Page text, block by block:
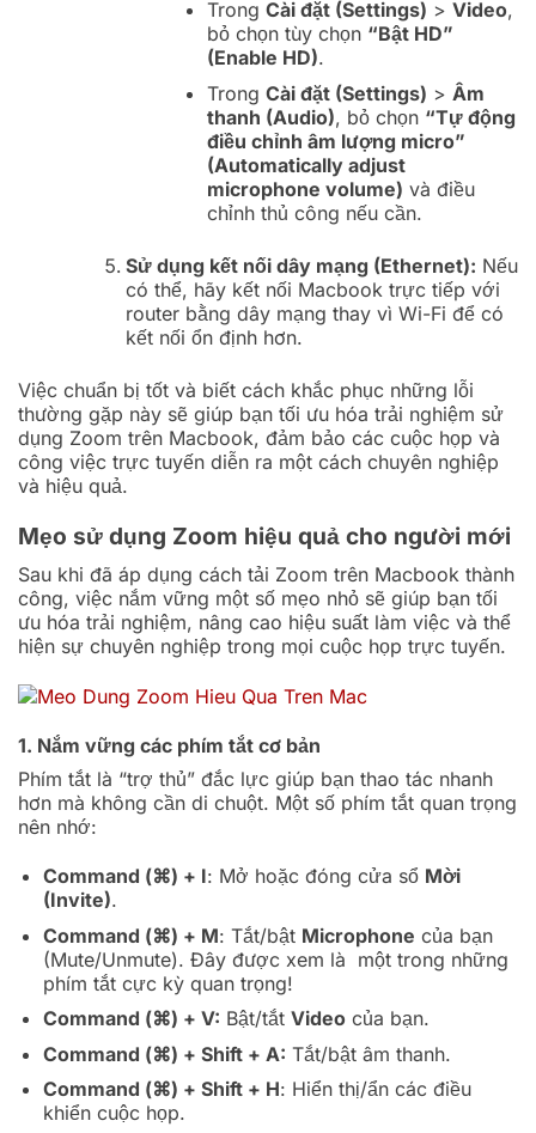
TrongCài đặt (Settings) >Video,
bỏ chọn tùy chọn “Bật HD”
(Enable HD).
TrongCài đặt (Settings) > Âm
thanh (Audio), bỏ chọn “Tự động
điều chỉnh âm lượng micro”
(Automatically adjust
microphone volume) và điều
chỉnh thủ công nếu cần.
Sử dụng kết nối dây mạng (Ethernet): Nếu
có thể, hãy kết nối Macbook trực tiếp với
router bằng dây mạng thay vì Wi-Fi để có
kết nối ổn định hơn.
Việc chuẩn bị tốt và biết cách khắc phục những lỗi
thường gặp này sẽ giúp bạn tối ưu hóa trải nghiệm sử
dụng Zoom trên Macbook, đảm bảo các cuộc họp và
công việc trực tuyến diễn ra một cách chuyên nghiệp
và hiệu quả.
Mẹo sử dụng Zoom hiệu quả cho người mới
Sau khi đã áp dụng cách tải Zoom trên Macbook thành
công, việc nắm vững một số mẹo nhỏ sẽ giúp bạn tối
ưu hóa trải nghiệm, nâng cao hiệu suất làm việc và thể
hiện sự chuyên nghiệp trong mọi cuộc họp trực tuyến.
1. Nắm vững các phím tắt cơ bản
Phím tắt là “trợ thủ” đắc lực giúp bạn thao tác nhanh
hơn mà không cần di chuột. Một số phím tắt quan trọng
nên nhớ:
Command (⌘) + I: Mở hoặc đóng cửa sổ Mời
(Invite).
Command (⌘) + M: Tắt/bật Microphone của bạn
(Mute/Unmute). Đây được xem là một trong những
phím tắt cực kỳ quan trọng!
Command (⌘) + V: Bật/tắt Videocủa bạn.
Command (⌘) + Shift + A: Tắt/bật âm thanh.
Command (⌘) + Shift + H: Hiển thị/ẩn các điều
khiển cuộc họp.